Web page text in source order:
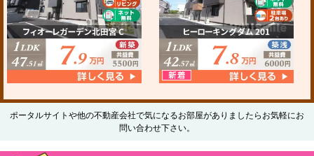
ポータルサイトや他の不動産会社で気になるお部屋がありましたらお気軽にお
問い合わせ下さい。